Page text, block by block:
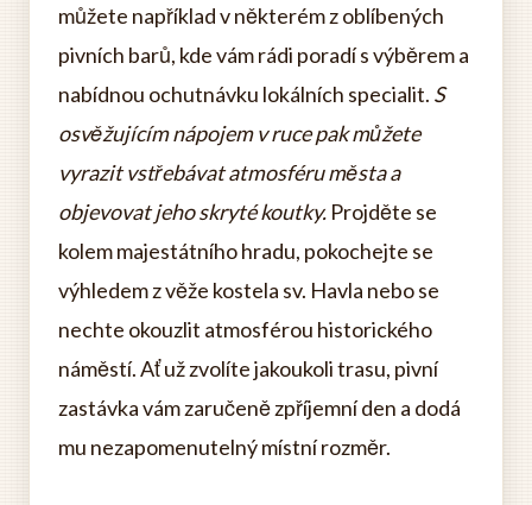
můžete například v některém z oblíbených
pivních barů, kde vám rádi poradí s výběrem a
nabídnou ochutnávku lokálních specialit. S
osvěžujícím nápojem v ruce pak můžete
vyrazit vstřebávat atmosféru města a
objevovat jeho skryté koutky. Projděte se
kolem majestátního hradu, pokochejte se
výhledem z věže kostela sv. Havla nebo se
nechte okouzlit atmosférou historického
náměstí. Ať už zvolíte jakoukoli trasu, pivní
zastávka vám zaručeně zpříjemní den a dodá
mu nezapomenutelný místní rozměr.